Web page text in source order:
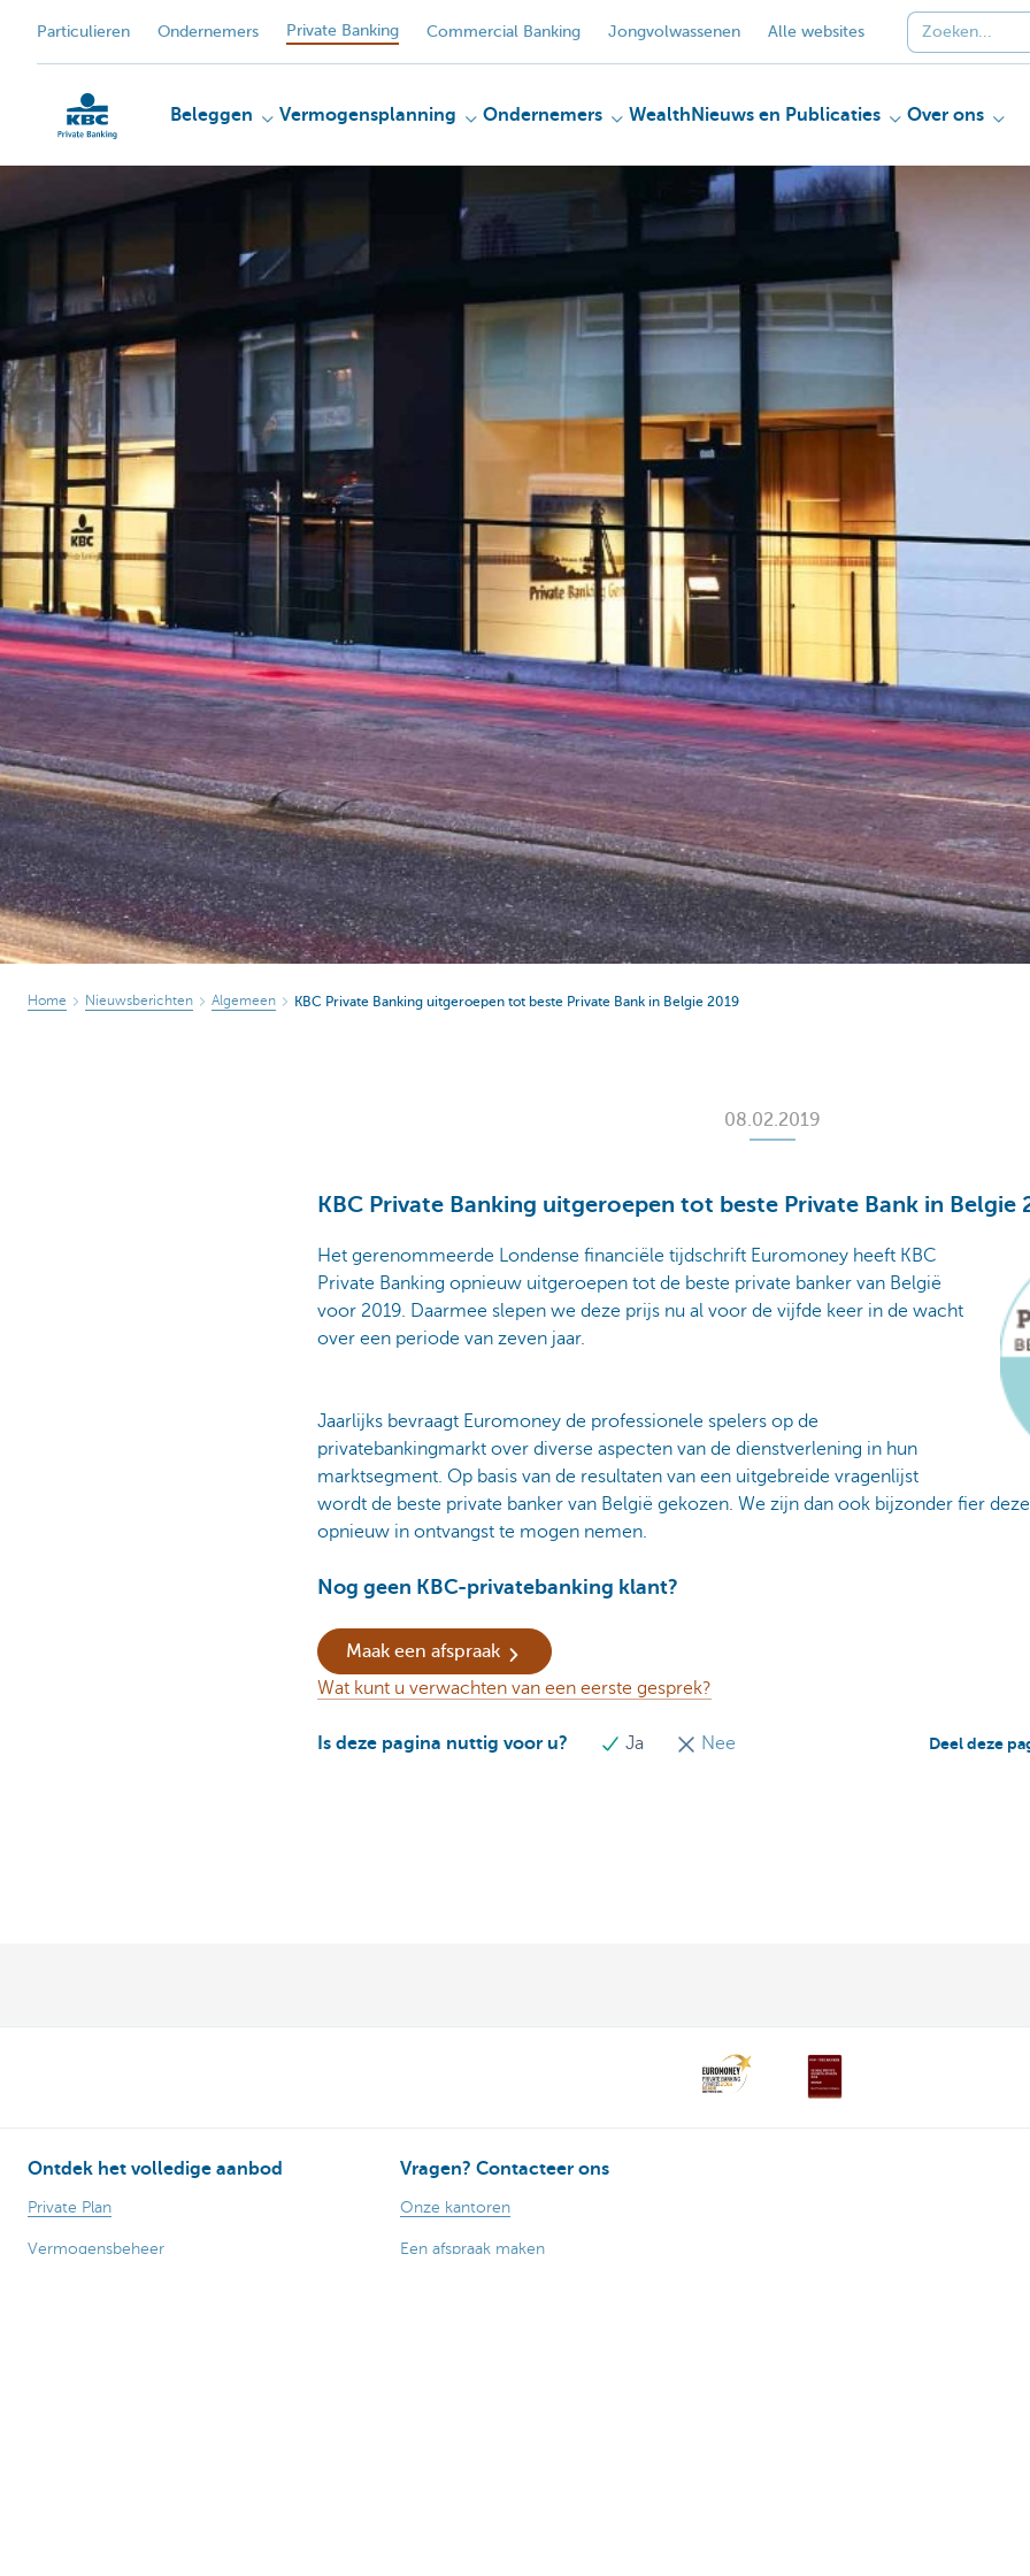
Particulieren Ondernemers Private Banking Commercial Banking Jongvolwassenen Alle websites
Particulieren
Beleggen Vermogensplanning Ondernemers Wealth Nieuws en Publicaties Over ons
Home Nieuwsberichten Algemeen KBC Private Banking uitgeroepen tot beste Private Bank in Belgie 2019
08.02.2019
KBC Private Banking uitgeroepen tot beste Private Bank in Belgie
Het gerenommeerde Londense financiële tijdschrift Euromoney heeft KBC
Private Banking opnieuw uitgeroepen tot de beste private banker van België
voor 2019. Daarmee slepen we deze prijs nu al voor de vijfde keer in de wacht
over een periode van zeven jaar.
Jaarlijks bevraagt Euromoney de professionele spelers op de
privatebankingmarkt over diverse aspecten van de dienstverlening in hun
marktsegment. Op basis van de resultaten van een uitgebreide vragenlijst
wordt de beste private banker van België gekozen. We zijn dan ook bijzonder fier
opnieuw in ontvangst te mogen nemen.
Nog geen KBC-privatebanking klant?
Maak een afspraak
Wat kunt u verwachten van een eerste gesprek?
Is deze pagina nuttig voor u? Ja Nee Deel deze
Ontdek het volledige aanbod
Private Plan
Vermogensbeheer
Vragen? Contacteer ons
Onze kantoren
Een afspraak maken